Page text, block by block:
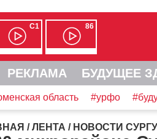
С1 86
РЕКЛАМА БУДУЩЕЕ
область #урфо
/ЛЕНТА / НОВОСТИ